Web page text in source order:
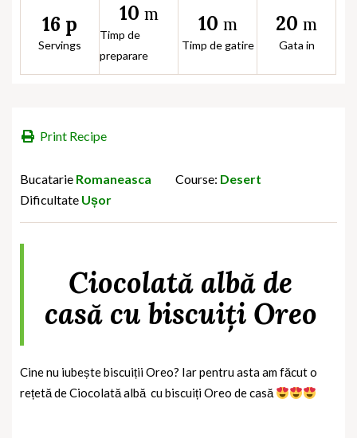
16 p
Servings
10 m
Timp de
preparare
10 m
Timp de gatire
20 m
Gata in
Print Recipe
Bucatarie Romaneasca Course: Desert
Dificultate Ușor
Ciocolată albă de
casă cu biscuiți Oreo
Cine nu iubește biscuiții Oreo? Iar pentru asta am făcut o
rețetă de Ciocolată albă cu biscuiți Oreo de casă